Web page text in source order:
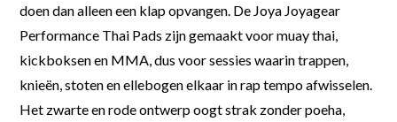
doen dan alleen een klap opvangen. De Joya Joyagear
Performance Thai Pads zijn gemaakt voor muay thai,
kickboksen en MMA, dus voor sessies waarin trappen,
knieën, stoten en ellebogen elkaar in rap tempo afwisselen.
Het zwarte en rode ontwerp oogt strak zonder poeha,